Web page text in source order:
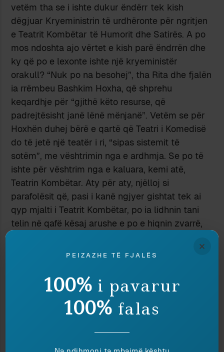
vetëm tha se i ishte dukur ëndërr tek kish
dëgjuar Kryeministrin të urdhëronte për ngritjen
e Teatrit Kombëtar të Humorit dhe Satirës. A po
mos ndoshta ajo vërtet e kish parë ëndrrën dhe
ky që po e lexonte ishte një kryeministër
orakull? “Nuk po na besohej”, tha Rita dhe fjalën
ia rrëmbeu Bashkim Hoxha, që shprehu
keqardhje për “gjithë këto resurse, që
padrejtësisht janë lënë mënjanë”. Vetëm se për
Hoxhën duhej bërë e qartë që Teatri i Komedisë
do të jetë një teatër i ri, “sipas sistemit të
sotëm”, me vështrimin nga e ardhmja. Se po të
ishte për vështrim nga e kaluara, kemi atë,
Teatrin Kombëtar. Aty për aty, njëlloj si
parafolësit që, pasi i kanë ngjyer gishtat tek ai
qyp mjalti i Teatrit Kombëtar, po ia lidhnin tani
telin në qafë kësaj arushe e po e hiqnin zvarrë,
në garë me Teatrin Kombëtar, që është i vjetruar.
Teatri i Komedisë duhet të jetë teatër i një
mentaliteti të ri. Mentalitet i ri do të thotë që
s’kemi kohë për të humbur.”
“Për dhjetë ditë duhet ngritur një grup pune,
sepse kemi gati ligjin për artin skenik”, tha dhe
×
PEIZAZHE TË FJALËS
100% i pavarur
100% falas